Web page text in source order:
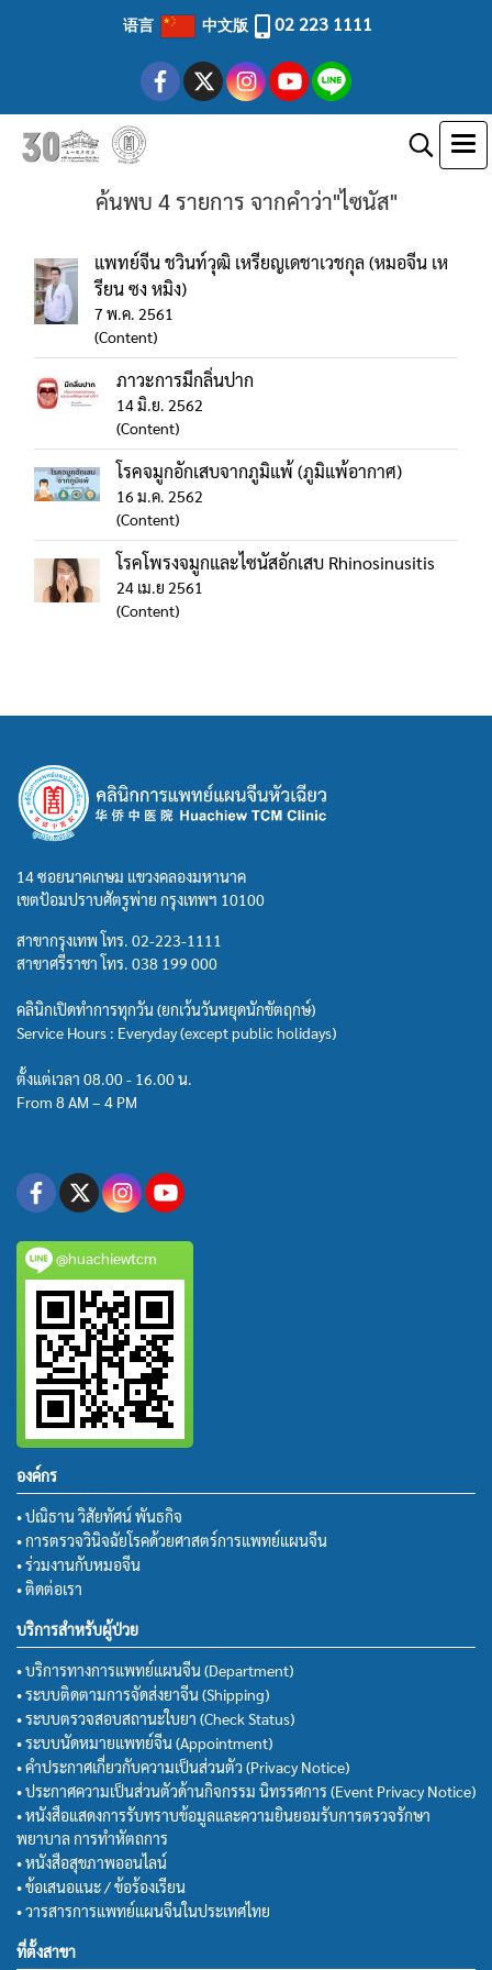
语言 中文版 02 223 1111
ค้นพบ 4 รายการ จากคำว่า"ไซนัส"
แพทย์จีน ชวินท์วุฒิ เหรียญเดชาเวชกุล (หมอจีน เห
รียน ซง หมิง)
7 พ.ค. 2561
(Content)
ภาวะการมีกลิ่นปาก
14 มิ.ย. 2562
(Content)
โรคจมูกอักเสบจากภูมิแพ้ (ภูมิแพ้อากาศ)
16 ม.ค. 2562
(Content)
โรคโพรงจมูกและไซนัสอักเสบ Rhinosinusitis
24 เม.ย 2561
(Content)
14 ซอยนาคเกษม แขวงคลองมหานาค
เขตป้อมปราบศัตรูพ่าย กรุงเทพฯ 10100
สาขากรุงเทพ โทร. 02-223-1111
สาขาศรีราชา โทร. 038 199 000
คลินิกเปิดทำการทุกวัน (ยกเว้นวันหยุดนักขัตฤกษ์)
Service Hours : Everyday (except public holidays)
ตั้งแต่เวลา 08.00 - 16.00 น.
From 8 AM – 4 PM
@huachiewtcm
องค์กร
• ปณิธาน วิสัยทัศน์ พันธกิจ
• การตรวจวินิจฉัยโรคด้วยศาสตร์การแพทย์แผนจีน
• ร่วมงานกับหมอจีน
• ติดต่อเรา
บริการสำหรับผู้ป่วย
• บริการทางการแพทย์แผนจีน (Department)
• ระบบติดตามการจัดส่งยาจีน (Shipping)
• ระบบตรวจสอบสถานะใบยา (Check Status)
• ระบบนัดหมายแพทย์จีน (Appointment)
• คำประกาศเกี่ยวกับความเป็นส่วนตัว (Privacy Notice)
• ประกาศความเป็นส่วนตัวด้านกิจกรรม นิทรรศการ (Event Privacy Notice)
• หนังสือแสดงการรับทราบข้อมูลและความยินยอมรับการตรวจรักษา
พยาบาล การทำหัตถการ
• หนังสือสุขภาพออนไลน์
• ข้อเสนอแนะ / ข้อร้องเรียน
• วารสารการแพทย์แผนจีนในประเทศไทย
ที่ตั้งสาขา